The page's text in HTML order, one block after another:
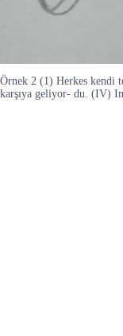
Örnek 2 (1) Herkes kendi
karşıya geliyor- du. (IV)